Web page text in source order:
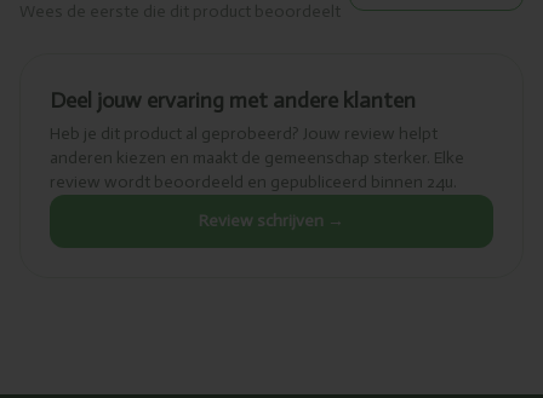
Deel jouw ervaring met andere klanten
Heb je dit product al geprobeerd? Jouw review helpt
anderen kiezen en maakt de gemeenschap sterker. Elke
review wordt beoordeeld en gepubliceerd binnen 24u.
Review schrijven →